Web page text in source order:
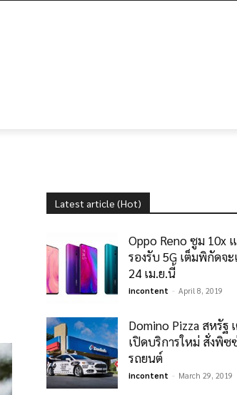
Latest article (Hot)
Oppo Reno ซูม 10x
รองรับ 5G เต็มพิกัดจ
24 เม.ย.นี้
incontent - April 8, 2019
Domino Pizza สหรัฐ
เปิดบริการใหม่ สั่งพิซ
รถยนต์
incontent - March 29, 2019